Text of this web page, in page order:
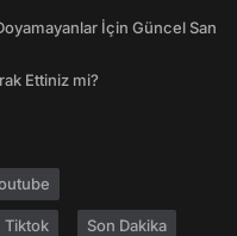
İçin Güncel San
Ettiniz mi?
Tiktok Son Dakika